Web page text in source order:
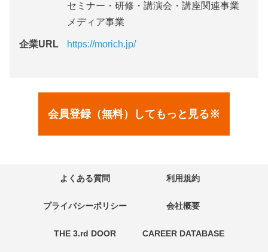
セミナー・研修・講演会・講座関連事業
メディア事業
企業URL https://morich.jp/
会員登録（無料）してもっと見る※
よくある質問 利用規約
プライバシーポリシー 会社概要
THE 3.rd DOOR CAREER DATABASE